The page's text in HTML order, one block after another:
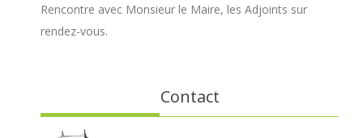
Rencontre avec Monsieur le Maire, les Adjoints sur
rendez-vous.
Contact